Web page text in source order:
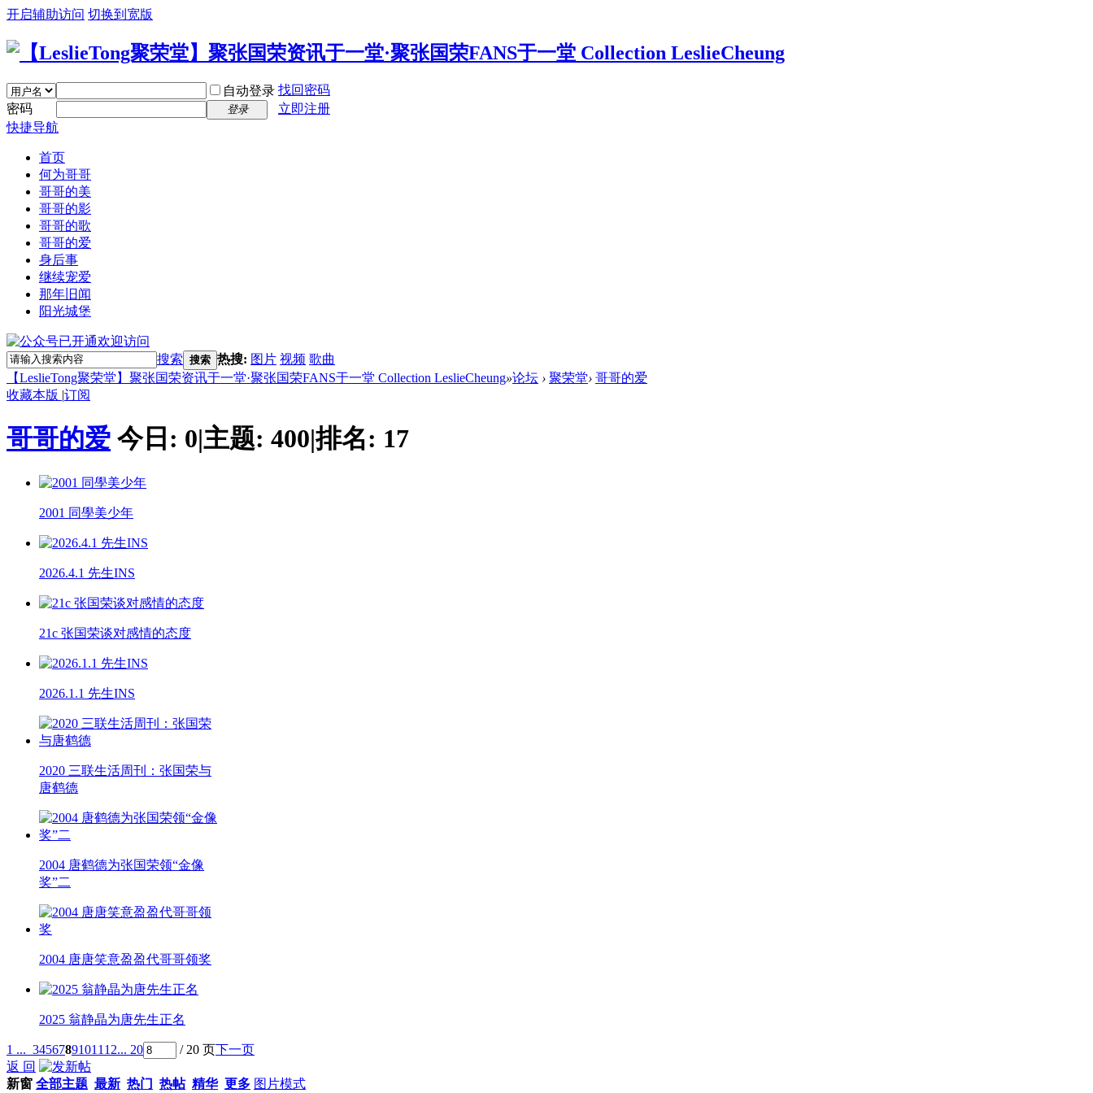
开启辅助访问 切换到宽版
自动登录 找回密码
密码
登录
立即注册
快捷导航
首页
何为哥哥
哥哥的美
哥哥的影
哥哥的歌
哥哥的爱
身后事
继续宠爱
那年旧闻
阳光城堡
搜索 搜索 热搜: 图片 视频 歌曲
【LeslieTong聚荣堂】聚张国荣资讯于一堂·聚张国荣FANS于一堂 Collection LeslieCheung»论坛 › 聚荣堂› 哥哥的爱
收藏本版 |订阅
哥哥的爱 今日: 0|主题: 400|排名: 17
2001 同學美少年
2026.4.1 先生INS
21c 张国荣谈对感情的态度
2026.1.1 先生INS
2020 三联生活周刊：张国荣与
唐鹤德
2004 唐鹤德为张国荣领“金像
奖”二
2004 唐唐笑意盈盈代哥哥领奖
2025 翁静晶为唐先生正名
1 ... 34567891011 12... 20 / 20 页下一页
返 回
新窗 全部主题 最新 热门 热帖 精华 更多 图片模式